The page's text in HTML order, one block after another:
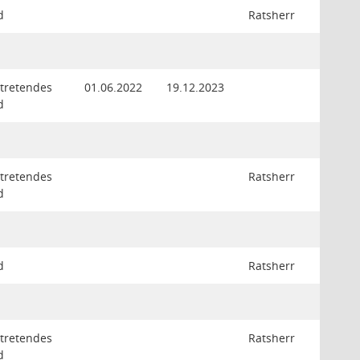
Ratsherr
01.06.2022 19.12.2023
Ratsherr
Ratsherr
Ratsherr